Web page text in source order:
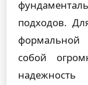
подходов.
собой